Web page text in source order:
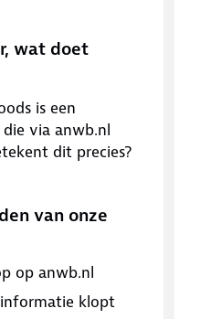
wat doet
is een
via anwb.nl
dit precies?
van onze
op anwb.nl
klopt